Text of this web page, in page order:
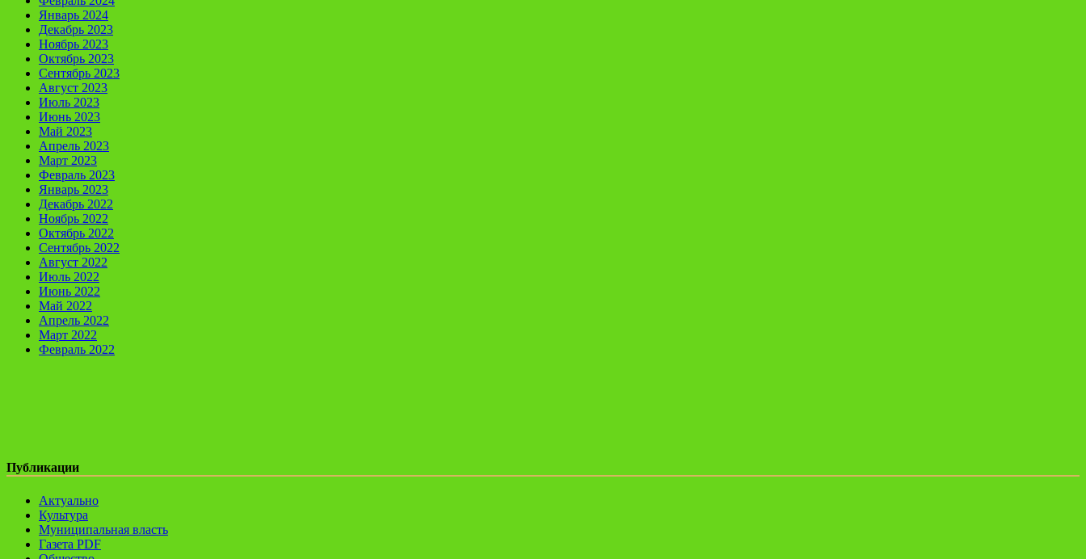
Январь 2024
Декабрь 2023
Ноябрь 2023
Октябрь 2023
Сентябрь 2023
Август 2023
Июль 2023
Июнь 2023
Май 2023
Апрель 2023
Март 2023
Февраль 2023
Январь 2023
Декабрь 2022
Ноябрь 2022
Октябрь 2022
Сентябрь 2022
Август 2022
Июль 2022
Июнь 2022
Май 2022
Апрель 2022
Март 2022
Февраль 2022
Публикации
Актуально
Культура
Муниципальная власть
Газета PDF